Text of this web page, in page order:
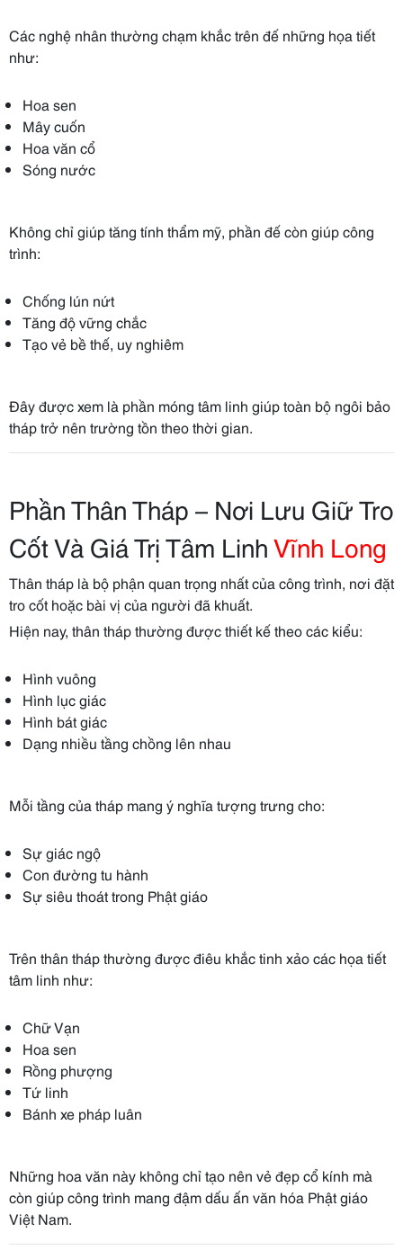
Các nghệ nhân thường chạm khắc trên đế những họa tiết
như:
Hoa sen
Mây cuốn
Hoa văn cổ
Sóng nước
Không chỉ giúp tăng tính thẩm mỹ, phần đế còn giúp công
trình:
Chống lún nứt
Tăng độ vững chắc
Tạo vẻ bề thế, uy nghiêm
Đây được xem là phần móng tâm linh giúp toàn bộ ngôi bảo
tháp trở nên trường tồn theo thời gian.
Phần Thân Tháp – Nơi Lưu Giữ Tro
Cốt Và Giá Trị Tâm LinhVĩnh Long
Thân tháp là bộ phận quan trọng nhất của công trình, nơi đặt
tro cốt hoặc bài vị của người đã khuất.
Hiện nay, thân tháp thường được thiết kế theo các kiểu:
Hình vuông
Hình lục giác
Hình bát giác
Dạng nhiều tầng chồng lên nhau
Mỗi tầng của tháp mang ý nghĩa tượng trưng cho:
Sự giác ngộ
Con đường tu hành
Sự siêu thoát trong Phật giáo
Trên thân tháp thường được điêu khắc tinh xảo các họa tiết
tâm linh như:
Chữ Vạn
Hoa sen
Rồng phượng
Tứ linh
Bánh xe pháp luân
Những hoa văn này không chỉ tạo nên vẻ đẹp cổ kính mà
còn giúp công trình mang đậm dấu ấn văn hóa Phật giáo
Việt Nam.